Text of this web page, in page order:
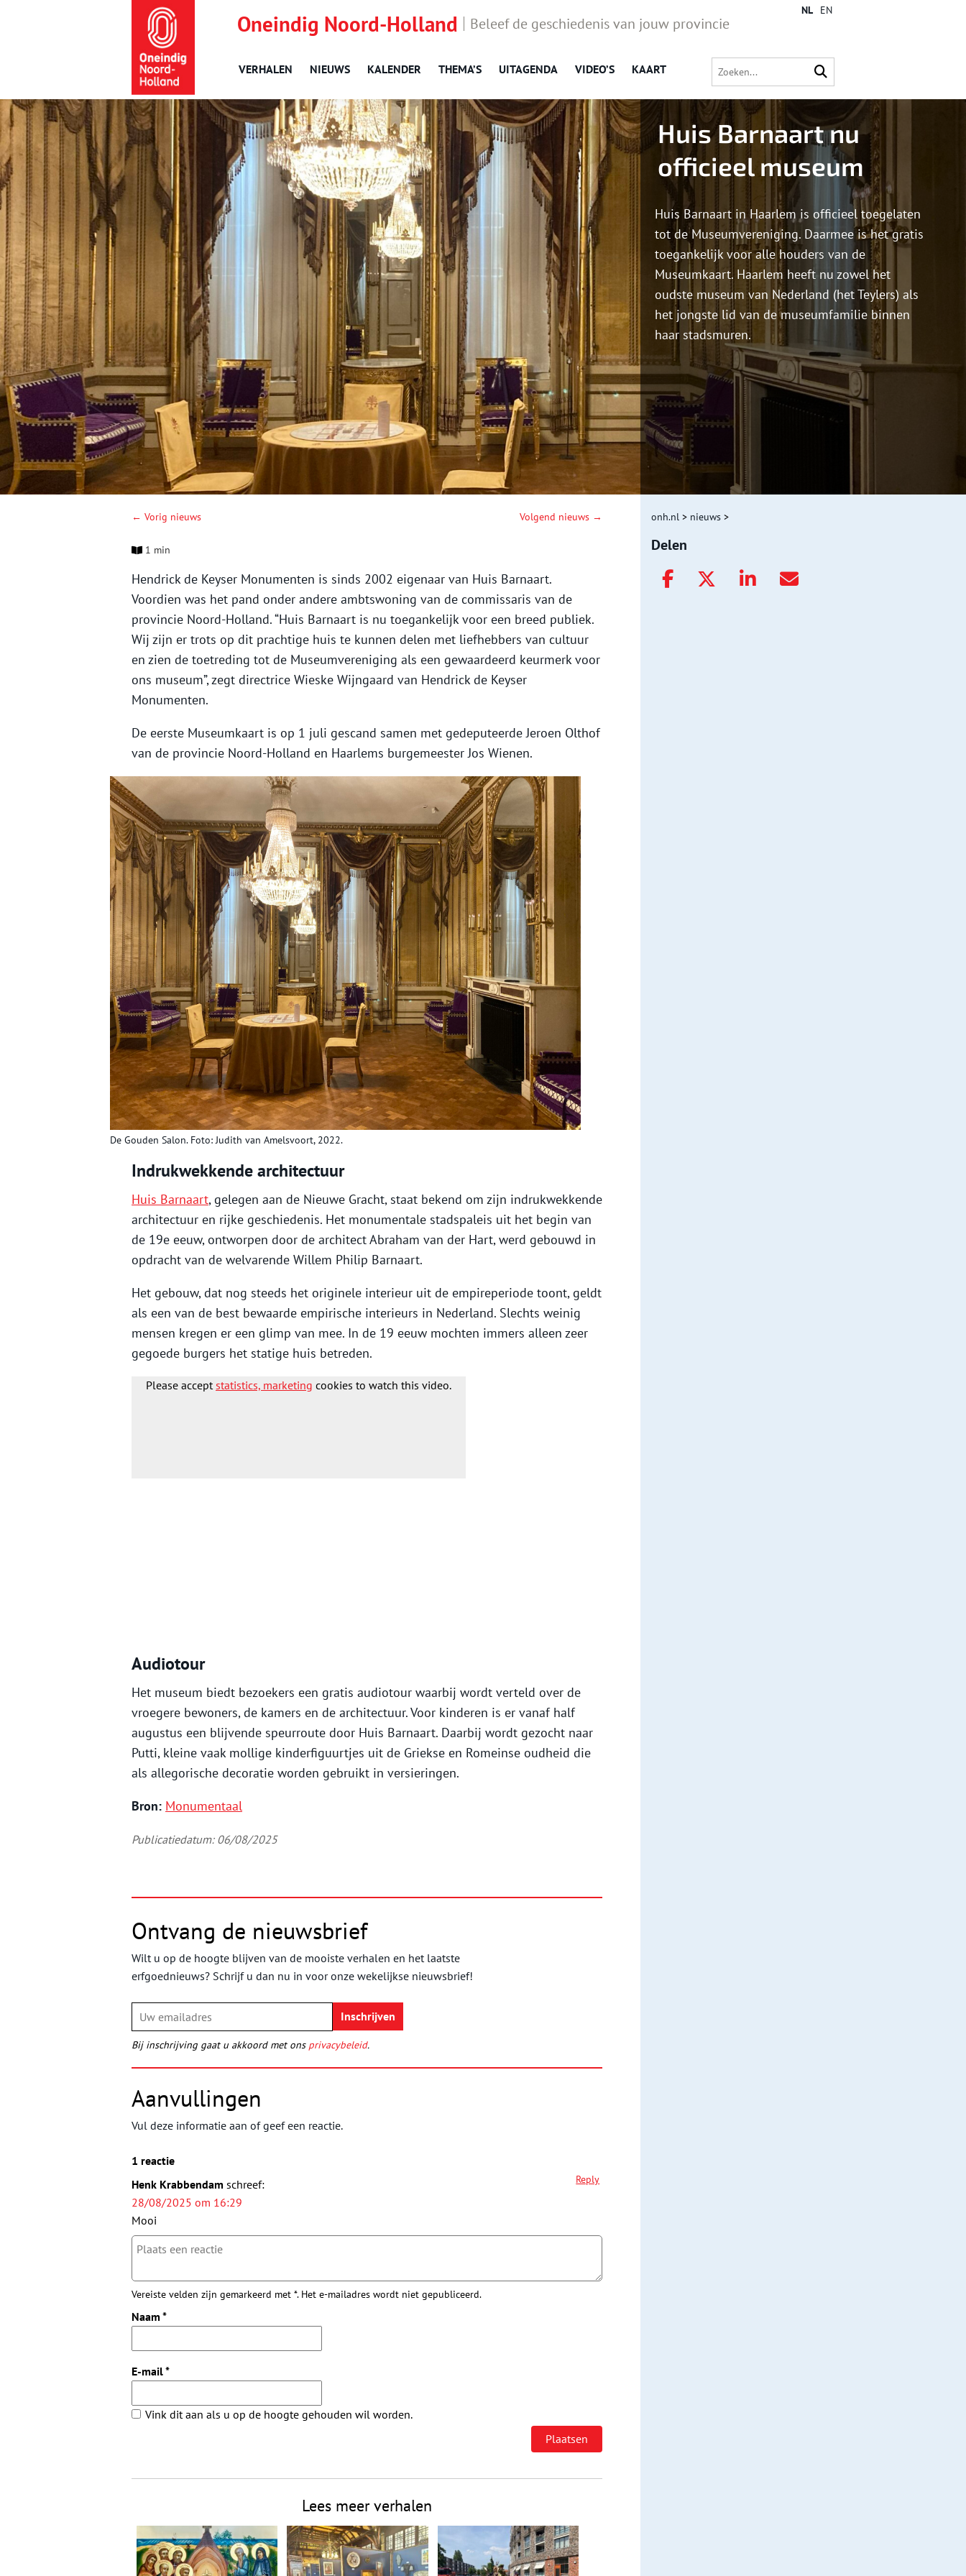
Oneindig Noord-Holland Beleef de geschiedenis van jouw provincie
VERHALEN NIEUWS KALENDER THEMA’S UITAGENDA VIDEO’S KAART
NL EN
Huis Barnaart nu
officieel museum
Huis Barnaart in Haarlem is officieel toegelaten
tot de Museumvereniging. Daarmee is het gratis
toegankelijk voor alle houders van de
Museumkaart. Haarlem heeft nu zowel het
oudste museum van Nederland (het Teylers) als
het jongste lid van de museumfamilie binnen
haar stadsmuren.
← Vorig nieuws Volgend nieuws →
1 min
Hendrick de Keyser Monumenten is sinds 2002 eigenaar van Huis Barnaart.
Voordien was het pand onder andere ambtswoning van de commissaris van de
provincie Noord-Holland. “Huis Barnaart is nu toegankelijk voor een breed publiek.
Wij zijn er trots op dit prachtige huis te kunnen delen met liefhebbers van cultuur
en zien de toetreding tot de Museumvereniging als een gewaardeerd keurmerk voor
ons museum”, zegt directrice Wieske Wijngaard van Hendrick de Keyser
Monumenten.
De eerste Museumkaart is op 1 juli gescand samen met gedeputeerde Jeroen Olthof
van de provincie Noord-Holland en Haarlems burgemeester Jos Wienen.
De Gouden Salon. Foto: Judith van Amelsvoort, 2022.
Indrukwekkende architectuur
Huis Barnaart, gelegen aan de Nieuwe Gracht, staat bekend om zijn indrukwekkende
architectuur en rijke geschiedenis. Het monumentale stadspaleis uit het begin van
de 19e eeuw, ontworpen door de architect Abraham van der Hart, werd gebouwd in
opdracht van de welvarende Willem Philip Barnaart.
Het gebouw, dat nog steeds het originele interieur uit de empireperiode toont, geldt
als een van de best bewaarde empirische interieurs in Nederland. Slechts weinig
mensen kregen er een glimp van mee. In de 19 eeuw mochten immers alleen zeer
gegoede burgers het statige huis betreden.
Please accept statistics, marketing cookies to watch this video.
Audiotour
Het museum biedt bezoekers een gratis audiotour waarbij wordt verteld over de
vroegere bewoners, de kamers en de architectuur. Voor kinderen is er vanaf half
augustus een blijvende speurroute door Huis Barnaart. Daarbij wordt gezocht naar
Putti, kleine vaak mollige kinderfiguurtjes uit de Griekse en Romeinse oudheid die
als allegorische decoratie worden gebruikt in versieringen.
Bron: Monumentaal
Publicatiedatum: 06/08/2025
Ontvang de nieuwsbrief
Wilt u op de hoogte blijven van de mooiste verhalen en het laatste
erfgoednieuws? Schrijf u dan nu in voor onze wekelijkse nieuwsbrief!
Bij inschrijving gaat u akkoord met ons privacybeleid.
Aanvullingen
Vul deze informatie aan of geef een reactie.
1 reactie
Henk Krabbendam schreef:
28/08/2025 om 16:29
Mooi
Reply
Vereiste velden zijn gemarkeerd met *. Het e-mailadres wordt niet gepubliceerd.
Naam *
E-mail*
Vink dit aan als u op de hoogte gehouden wil worden.
Lees meer verhalen
onh.nl > nieuws >
Delen